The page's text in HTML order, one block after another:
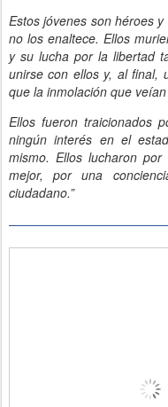
Estos jóvenes son héroes
no los enaltece. Ellos
y su lucha por la libertad
unirse con ellos y, al final,
que la inmolación que
Ellos fueron traicionados
ningún interés en el
mismo. Ellos lucharon
mejor, por una
ciudadano.”